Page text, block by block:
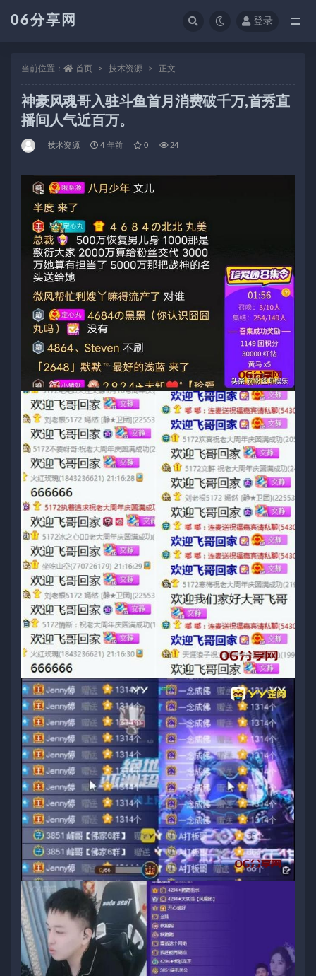
06分享网 登录
当前位置： 首页 技术资源 正文
神豪风魂哥入驻斗鱼首月消费破千万,首秀直
播间人气近百万。
技术资源 4 年前 0 24